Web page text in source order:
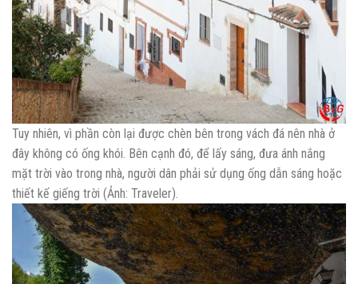
Tuy nhiên, vì phần còn lại được chèn bên trong vách đá nên nhà ở
đây không có ống khói. Bên cạnh đó, để lấy sáng, đưa ánh nắng
mặt trời vào trong nhà, người dân phải sử dụng ống dẫn sáng hoặc
thiết kế giếng trời (Ảnh: Traveler).